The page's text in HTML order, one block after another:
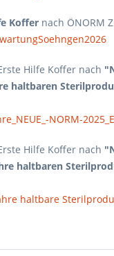
Koffer nach ÖNORM
Hilfe Koffer nach
haltbaren
NORM-
Hilfe Koffer nach
haltbaren
haltbare